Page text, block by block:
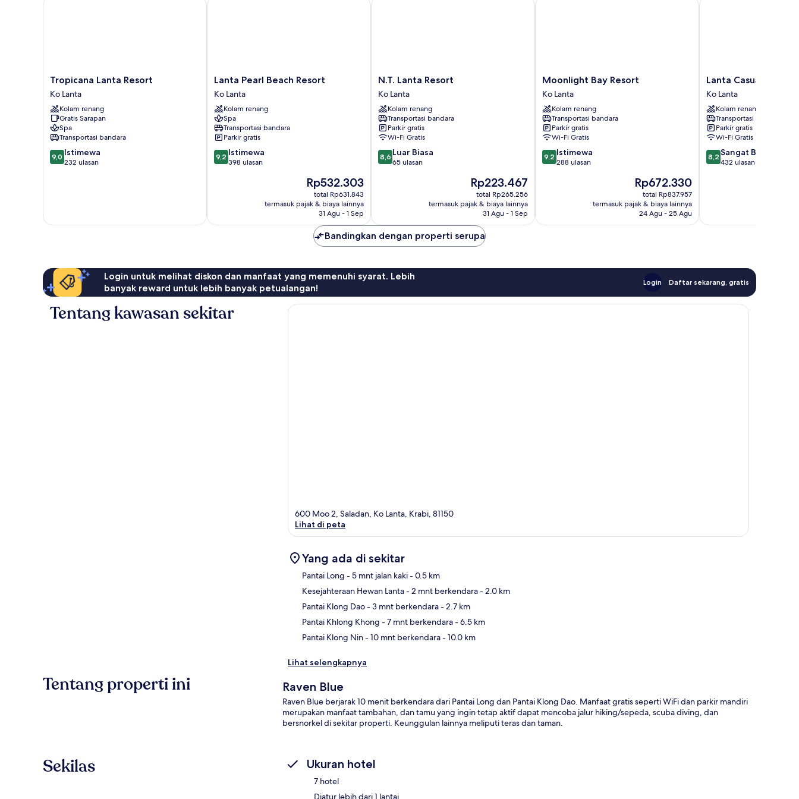
Tropicana
Lanta
Resort
Ko
Lanta
Tropicana Lanta Resort
Ko Lanta
Kolam renang
Gratis Sarapan
Spa
Transportasi bandara
9.0
dari
9,0 Istimewa
232 ulasan
Lanta
Pearl
Beach
Resort
Ko
Lanta
Lanta Pearl Beach Resort
Ko Lanta
Kolam renang
Spa
Transportasi bandara
Parkir gratis
9.2
dari
9,2 Istimewa
398 ulasan
Harga
sekarang
Rp532.303
Rp532.303
total Rp631.843
termasuk pajak & biaya lainnya
31 Agu - 1 Sep
N.T.
Lanta
Resort
Ko
Lanta
N.T. Lanta Resort
Ko Lanta
Kolam renang
Transportasi bandara
Parkir gratis
Wi-Fi Gratis
8.6
dari
8,6 Luar Biasa
65 ulasan
Harga
sekarang
Rp223.467
Rp223.467
total Rp265.256
termasuk pajak & biaya lainnya
31 Agu - 1 Sep
Moonlight
Bay
Resort
Ko
Lanta
Moonlight Bay Resort
Ko Lanta
Kolam renang
Transportasi bandara
Parkir gratis
Wi-Fi Gratis
9.2
dari
9,2 Istimewa
288 ulasan
Harga
sekarang
Rp672.330
Rp672.330
total Rp837.957
termasuk pajak & biaya lainnya
24 Agu - 25 Agu
Lanta
Casuarina
Beach
Resort
Ko
Lanta
Lanta Casuarina
Ko Lanta
Kolam renang
Transportasi bandara
Parkir gratis
Wi-Fi Gratis
8.2
dari
8,2 Sangat Baik
432 ulasan
Bandingkan dengan properti serupa
Login untuk melihat diskon dan manfaat yang memenuhi syarat. Lebih
banyak reward untuk lebih banyak petualangan!
Login Daftar sekarang, gratis
Tentang kawasan sekitar
600 Moo 2, Saladan, Ko Lanta, Krabi, 81150
Lihat di peta
Yang ada di sekitar
Pantai Long - 5 mnt jalan kaki- 0.5 km
Kesejahteraan Hewan Lanta- 2 mnt berkendara- 2.0 km
Pantai Klong Dao- 3 mnt berkendara- 2.7 km
Pantai Khlong Khong - 7 mnt berkendara- 6.5 km
Pantai Klong Nin- 10 mnt berkendara- 10.0 km
Lihat selengkapnya
Tentang properti ini Raven Blue
Raven Blue berjarak 10 menit berkendara dari Pantai Long dan Pantai Klong Dao. Manfaat gratis seperti WiFi dan parkir mandiri
merupakan manfaat tambahan, dan tamu yang ingin tetap aktif dapat mencoba jalur hiking/sepeda, scuba diving, dan
bersnorkel di sekitar properti. Keunggulan lainnya meliputi teras dan taman.
Sekilas Ukuran hotel
7 hotel
Diatur lebih dari 1 lantai